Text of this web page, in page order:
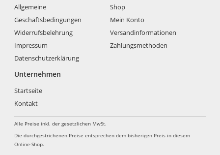
Allgemeine
Geschäftsbedingungen
Widerrufsbelehrung
Impressum
Datenschutzerklärung
Shop
Mein Konto
Versandinformationen
Zahlungsmethoden
Unternehmen
Startseite
Kontakt
Alle Preise inkl. der gesetzlichen MwSt.
Die durchgestrichenen Preise entsprechen dem bisherigen Preis in diesem
Online-Shop.